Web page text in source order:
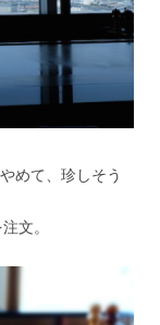
めて、珍しそう
文。